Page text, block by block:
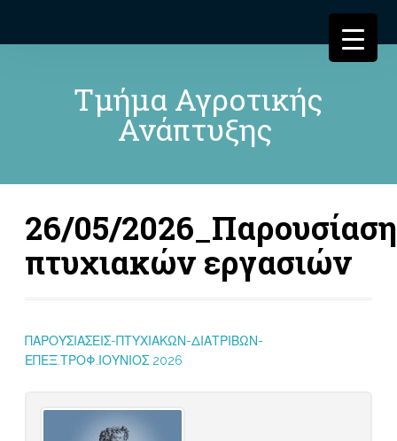
Τμήμα Αγροτικής
Ανάπτυξης
26/05/2026_Παρουσίαση
πτυχιακών εργασιών
ΠΑΡΟΥΣΙΑΣΕΙΣ-ΠΤΥΧΙΑΚΩΝ-ΔΙΑΤΡΙΒΩΝ-
ΕΠΕΞ.ΤΡΟΦ.ΙΟΥΝΙΟΣ 2026